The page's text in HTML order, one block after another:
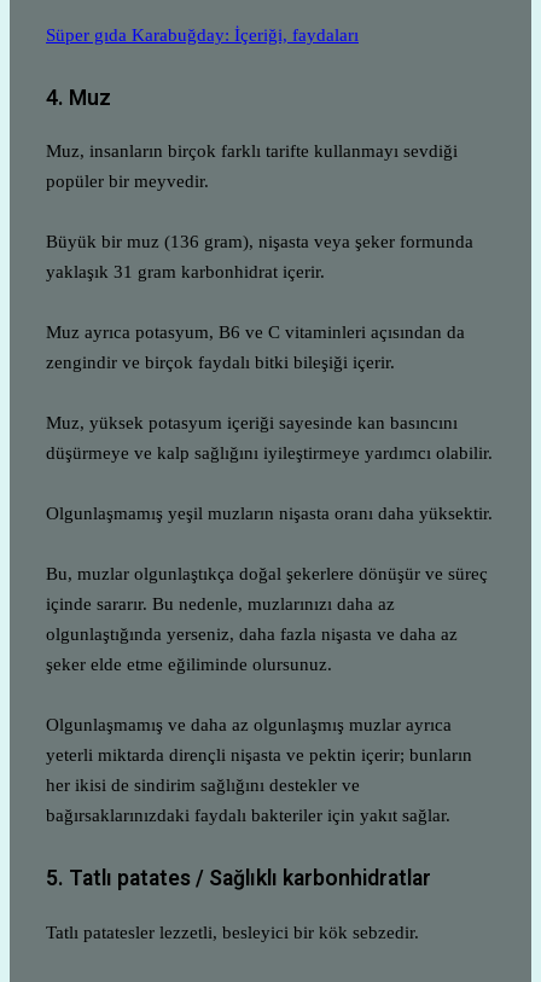
Süper gıda Karabuğday: İçeriği, faydaları
4. Muz
Muz, insanların birçok farklı tarifte kullanmayı sevdiği
popüler bir meyvedir.
Büyük bir muz (136 gram), nişasta veya şeker formunda
yaklaşık 31 gram karbonhidrat içerir.
Muz ayrıca potasyum, B6 ve C vitaminleri açısından da
zengindir ve birçok faydalı bitki bileşiği içerir.
Muz, yüksek potasyum içeriği sayesinde kan basıncını
düşürmeye ve kalp sağlığını iyileştirmeye yardımcı olabilir.
Olgunlaşmamış yeşil muzların nişasta oranı daha yüksektir.
Bu, muzlar olgunlaştıkça doğal şekerlere dönüşür ve süreç
içinde sararır. Bu nedenle, muzlarınızı daha az
olgunlaştığında yerseniz, daha fazla nişasta ve daha az
şeker elde etme eğiliminde olursunuz.
Olgunlaşmamış ve daha az olgunlaşmış muzlar ayrıca
yeterli miktarda dirençli nişasta ve pektin içerir; bunların
her ikisi de sindirim sağlığını destekler ve
bağırsaklarınızdaki faydalı bakteriler için yakıt sağlar.
5. Tatlı patates / Sağlıklı karbonhidratlar
Tatlı patatesler lezzetli, besleyici bir kök sebzedir.